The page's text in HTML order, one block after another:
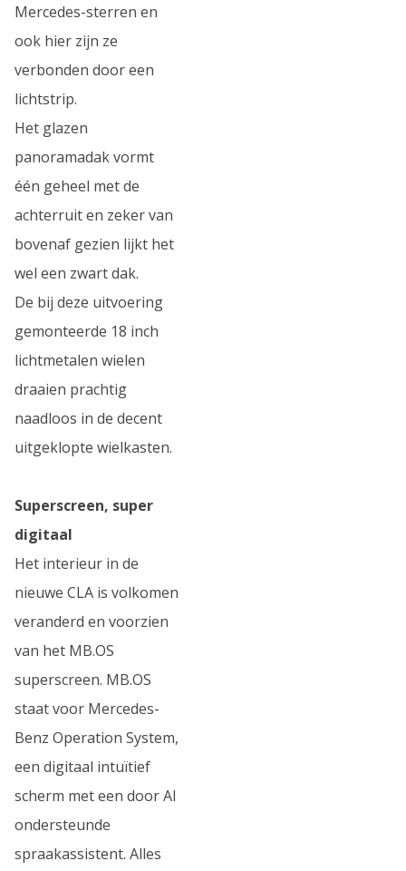
Mercedes-sterren en
ook hier zijn ze
verbonden door een
lichtstrip.
Het glazen
panoramadak vormt
één geheel met de
achterruit en zeker van
bovenaf gezien lijkt het
wel een zwart dak.
De bij deze uitvoering
gemonteerde 18 inch
lichtmetalen wielen
draaien prachtig
naadloos in de decent
uitgeklopte wielkasten.
Superscreen, super
digitaal
Het interieur in de
nieuwe CLA is volkomen
veranderd en voorzien
van het MB.OS
superscreen. MB.OS
staat voor Mercedes-
Benz Operation System,
een digitaal intuïtief
scherm met een door AI
ondersteunde
spraakassistent. Alles